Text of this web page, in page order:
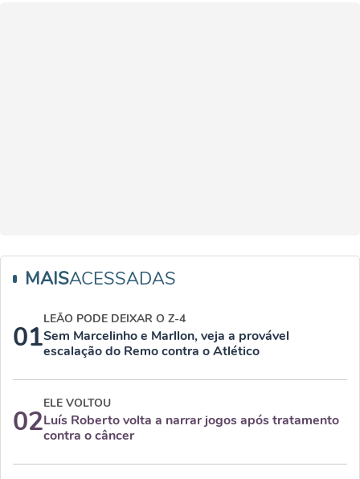
MAISACESSADAS
01
LEÃO PODE DEIXAR O Z-4
Sem Marcelinho e Marllon, veja a provável
escalação do Remo contra o Atlético
02
ELE VOLTOU
Luís Roberto volta a narrar jogos após tratamento
contra o câncer